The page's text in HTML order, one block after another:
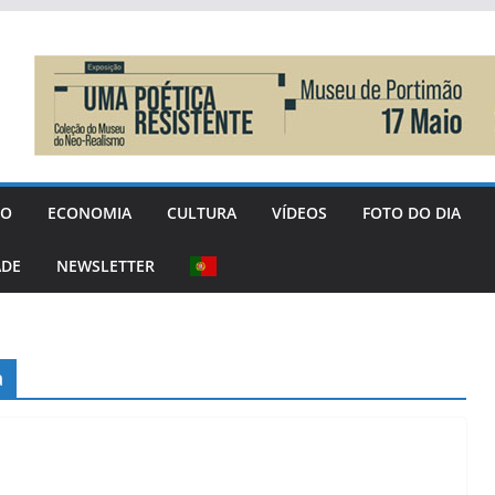
ECONOMIA CULTURA VÍDEOS FOTO DO DIA
NEWSLETTER